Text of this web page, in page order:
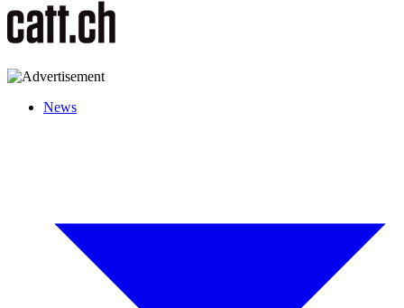
News